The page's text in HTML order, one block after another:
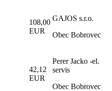
108,00
EUR
GAJOS s.r.o.
Obec Bobrovec
42,12
EUR
Perer Jacko -el.
servis
Obec Bobrovec